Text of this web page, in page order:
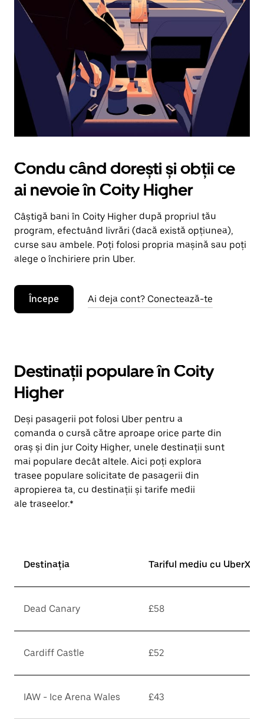
în
jos.
Închide
calendarul
apăsând
pe
butonul
Escape.
Condu când dorești și obții ce
ai nevoie în Coity Higher
Câștigă bani în Coity Higher după propriul tău
program, efectuând livrări (dacă există opțiunea),
curse sau ambele. Poți folosi propria mașină sau poți
alege o închiriere prin Uber.
Începe Ai deja cont? Conectează-te
Destinații populare în Coity
Higher
Deși pasagerii pot folosi Uber pentru a
comanda o cursă către aproape orice parte din
oraș și din jur Coity Higher, unele destinații sunt
mai populare decât altele. Aici poți explora
trasee populare solicitate de pasagerii din
apropierea ta, cu destinații și tarife medii
ale traseelor.*
Destinația Tariful mediu cu UberX*
Dead Canary £58
Cardiff Castle £52
IAW - Ice Arena Wales £43